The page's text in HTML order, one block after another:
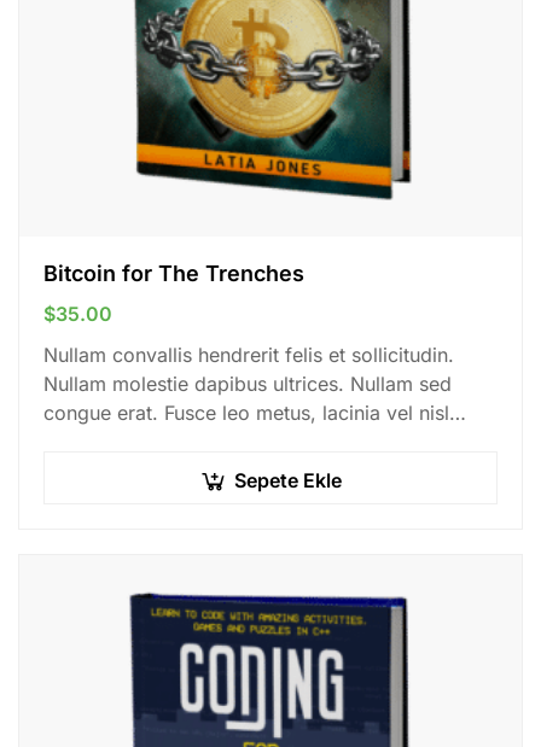
Bitcoin for The Trenches
$35.00
Nullam convallis hendrerit felis et sollicitudin.
Nullam molestie dapibus ultrices. Nullam sed
congue erat. Fusce leo metus, lacinia vel nisl
lectus, molestie mattis…Sepete Ekle